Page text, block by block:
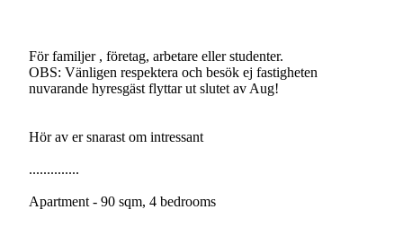
För familjer , företag, arbetare eller studenter.
OBS: Vänligen respektera och besök ej fastigheten
nuvarande hyresgäst flyttar ut slutet av Aug!
Hör av er snarast om intressant
..............
Apartment - 90 sqm, 4 bedrooms